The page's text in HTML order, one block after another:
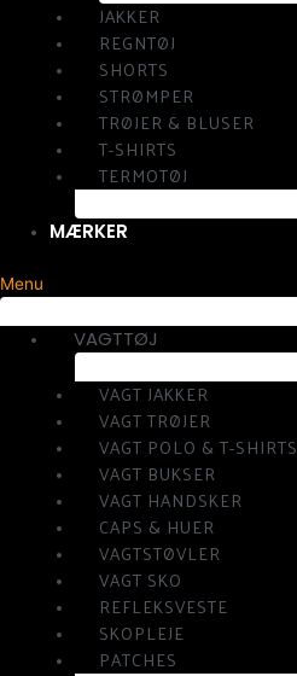
JAKKER
REGNTØJ
SHORTS
STRØMPER
TRØJER & BLUSER
T-SHIRTS
TERMOTØJ
MÆRKER
Menu
VAGTTØJ
VAGT JAKKER
VAGT TRØJER
VAGT POLO & T-SHIRTS
VAGT BUKSER
VAGT HANDSKER
CAPS & HUER
VAGTSTØVLER
VAGT SKO
REFLEKSVESTE
SKOPLEJE
PATCHES